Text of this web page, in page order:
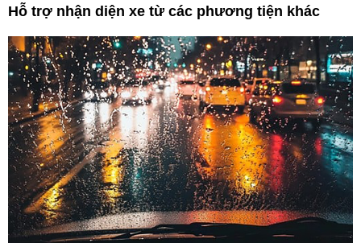
Hỗ trợ nhận diện xe từ các phương tiện khác